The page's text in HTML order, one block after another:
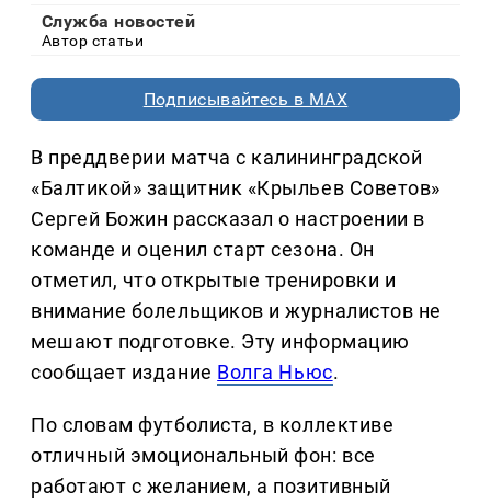
Служба новостей
Автор статьи
Подписывайтесь в MAX
В преддверии матча с калининградской
«Балтикой» защитник «Крыльев Советов»
Сергей Божин рассказал о настроении в
команде и оценил старт сезона. Он
отметил, что открытые тренировки и
внимание болельщиков и журналистов не
мешают подготовке. Эту информацию
сообщает издание Волга Ньюс.
По словам футболиста, в коллективе
отличный эмоциональный фон: все
работают с желанием, а позитивный